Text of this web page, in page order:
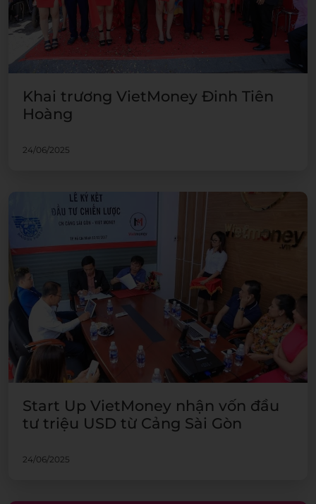
Khai trương VietMoney Đinh Tiên
Hoàng
24/06/2025
Start Up VietMoney nhận vốn đầu
tư triệu USD từ Cảng Sài Gòn
24/06/2025